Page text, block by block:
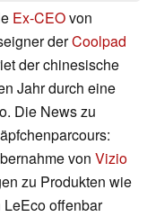
Ex-CEOvon
derCoolpad
der chinesische
Jahr durch eine
Die News zu
von Vizio
zu Produkten wie
LeEco offenbar